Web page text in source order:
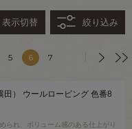
表示切替 絞り込み
5 6 7
田） ウールロービング 色番8
られ、ボリューム感のある仕上がり